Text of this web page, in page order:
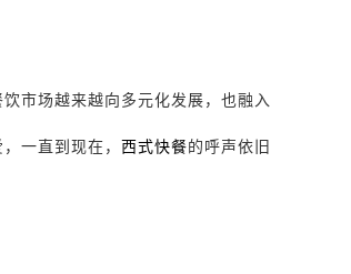
市场越来越向多元化发展，也融入
一直到现在， 西式快餐的呼声依旧